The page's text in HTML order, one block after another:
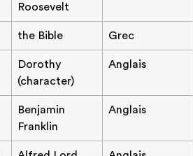
Roosevelt
the Bible Grec
Dorothy
(character)
Anglais
Benjamin
Franklin
Anglais